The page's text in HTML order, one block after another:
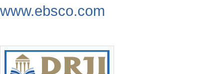
www.ebsco.com